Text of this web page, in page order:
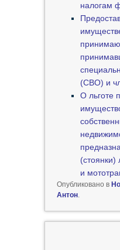
налогам
(СВО) и
О льготе
(стоянки)
и
Опубликовано в
Антон.